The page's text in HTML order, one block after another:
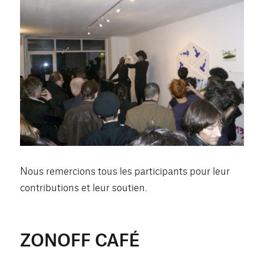
Nous remercions tous les participants pour leur
contributions et leur soutien.
ZONOFF CAFÉ